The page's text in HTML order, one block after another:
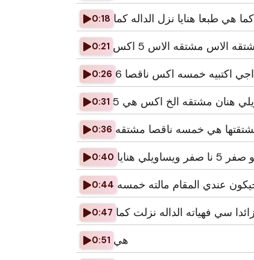
0:18 كما هي طبعا هنايا نزل الداله كما
0:21 الاس مشتقه الاس 5 اكس
0:26
0:31 هنان مشتقه الخ اكس هي 5
0:36
0:40 هنايا
0:44 عندي المقام مالته خمسه
0:47 سي فهياته الداله نزلت كما
0:51 هي